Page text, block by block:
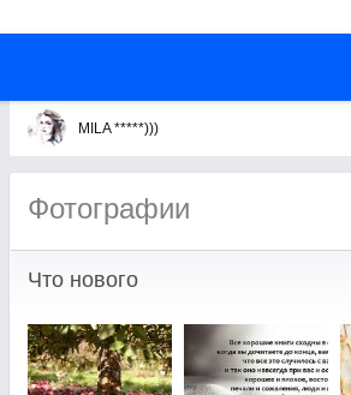
MILA *****)))
Фотографии
Что нового